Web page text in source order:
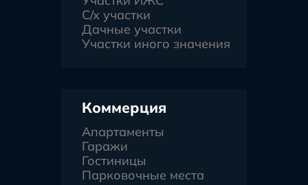
С/х участки
Дачные участки
Участки иного значения
Коммерция
Апартаменты
Гаражи
Гостиницы
Парковочные места